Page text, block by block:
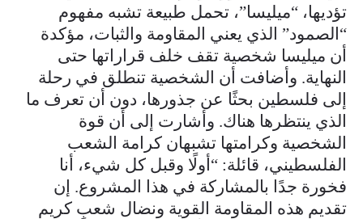
تؤديها، “ميليسا”، تحمل طبيعة تشبه مفهوم
“الصمود” الذي يعني المقاومة والثبات، مؤكدة
أن ميليسا شخصية تقف خلف قراراتها حتى
النهاية. وأضافت أن الشخصية تنطلق في رحلة
إلى فلسطين بحثًا عن جذورها، دون أن تعرف ما
الذي ينتظرها هناك. وأشارت إلى أن قوة
الشخصية وكرامتها تشبهان كرامة الشعب
الفلسطيني، قائلة: “أولًا وقبل كل شيء، أنا
فخورة جدًا بالمشاركة في هذا المشروع. إن
تقديم هذه المقاومة القوية ونضال شعبٍ كريم